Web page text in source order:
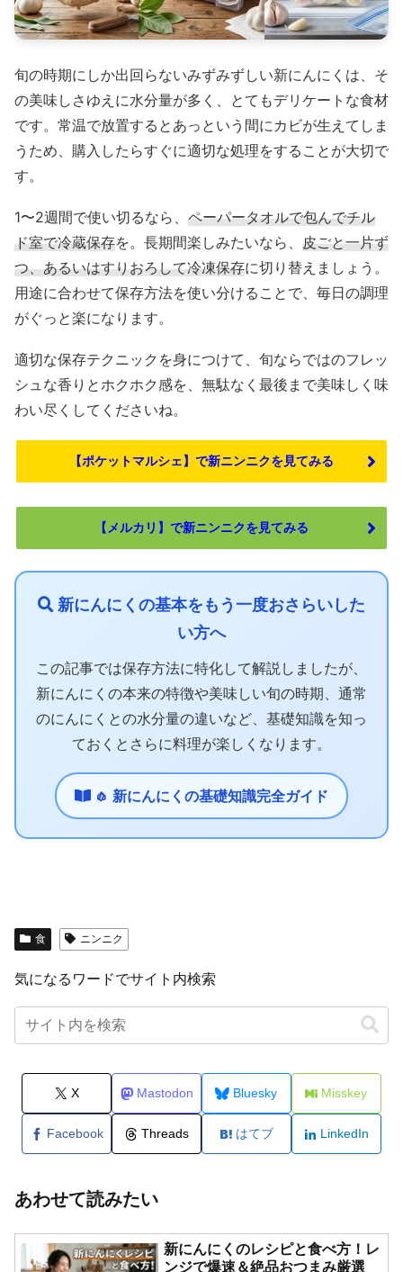
旬の時期にしか出回らないみずみずしい新にんにくは、そ
の美味しさゆえに水分量が多く、とてもデリケートな食材
です。常温で放置するとあっという間にカビが生えてしま
うため、購入したらすぐに適切な処理をすることが大切で
す。
1〜2週間で使い切るなら、 ペーパータオルで包んでチル
ド室で冷蔵保存を。長期間楽しみたいなら、 皮ごと一片ず
つ、あるいはすりおろして冷凍保存に切り替えましょう。
用途に合わせて保存方法を使い分けることで、毎日の調理
がぐっと楽になります。
適切な保存テクニックを身につけて、旬ならではのフレッ
シュな香りとホクホク感を、無駄なく最後まで美味しく味
わい尽くしてくださいね。
【ポケットマルシェ】で新ニンニクを見てみる
【メルカリ】で新ニンニクを見てみる
新にんにくの基本をもう一度おさらいした
い方へ
この記事では保存方法に特化して解説しましたが、
新にんにくの本来の特徴や美味しい旬の時期、通常
のにんにくとの水分量の違いなど、基礎知識を知っ
ておくとさらに料理が楽しくなります。
🧄 新にんにくの基礎知識完全ガイド
食 ニンニク
気になるワードでサイト内検索
X Mastodon Bluesky Misskey
Facebook Threads はてブ LinkedIn
あわせて読みたい
新にんにくのレシピと食べ方！レ
ンジで爆速＆絶品おつまみ厳選